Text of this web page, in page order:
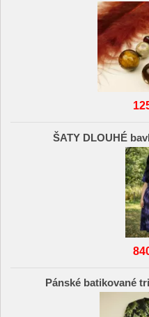
ŠATY DLOUHÉ
Pánské batikované